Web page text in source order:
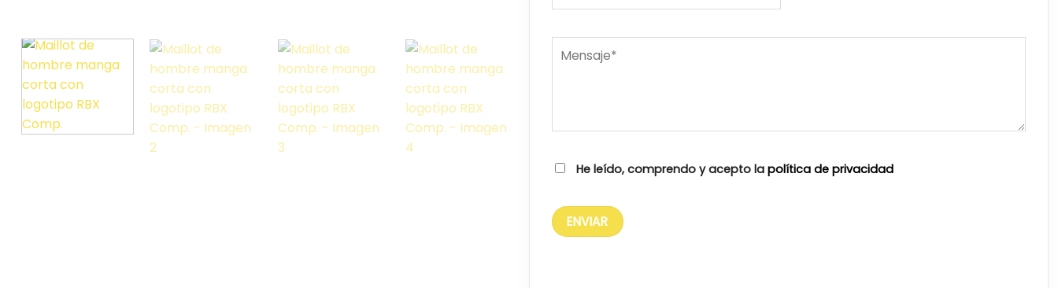
He leído, comprendo y acepto la política de privacidad